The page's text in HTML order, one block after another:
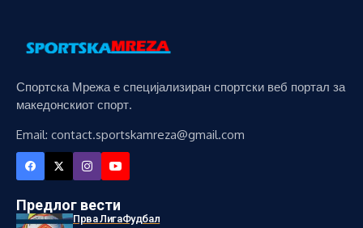
Спортска Мрежа е специјализиран спортски веб портал за
македонскиот спорт.
Email: contact.sportskamreza@gmail.com
Предлог вести
Прва ЛигаФудбал